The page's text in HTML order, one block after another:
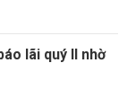
lãi quý II nhờ